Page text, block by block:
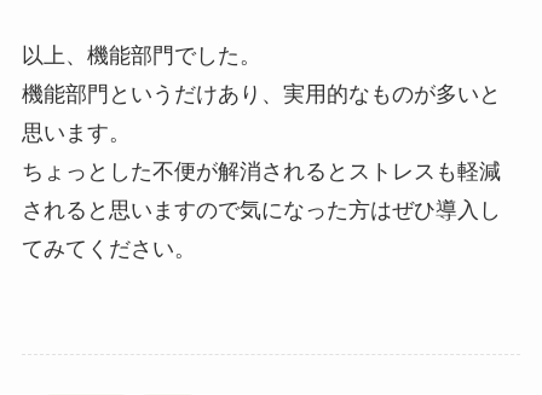
以上、機能部門でした。
機能部門というだけあり、実用的なものが多いと
思います。
ちょっとした不便が解消されるとストレスも軽減
されると思いますので気になった方はぜひ導入し
てみてください。